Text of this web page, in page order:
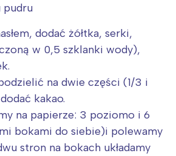
pudru
dodać żółtka, serki,
w 0,5 szklanki wody),
na dwie części (1/3 i
kakao.
na papierze: 3 poziomo i 6
bokami do siebie)i polewamy
stron na bokach układamy